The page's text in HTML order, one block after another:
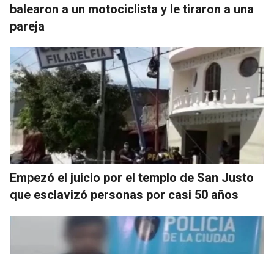
balearon a un motociclista y le tiraron a una
pareja
Empezó el juicio por el templo de San Justo
que esclavizó personas por casi 50 años